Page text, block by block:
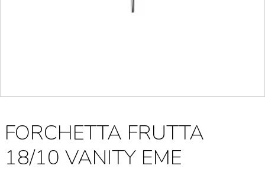
FORCHETTA FRUTTA
18/10 VANITY EME